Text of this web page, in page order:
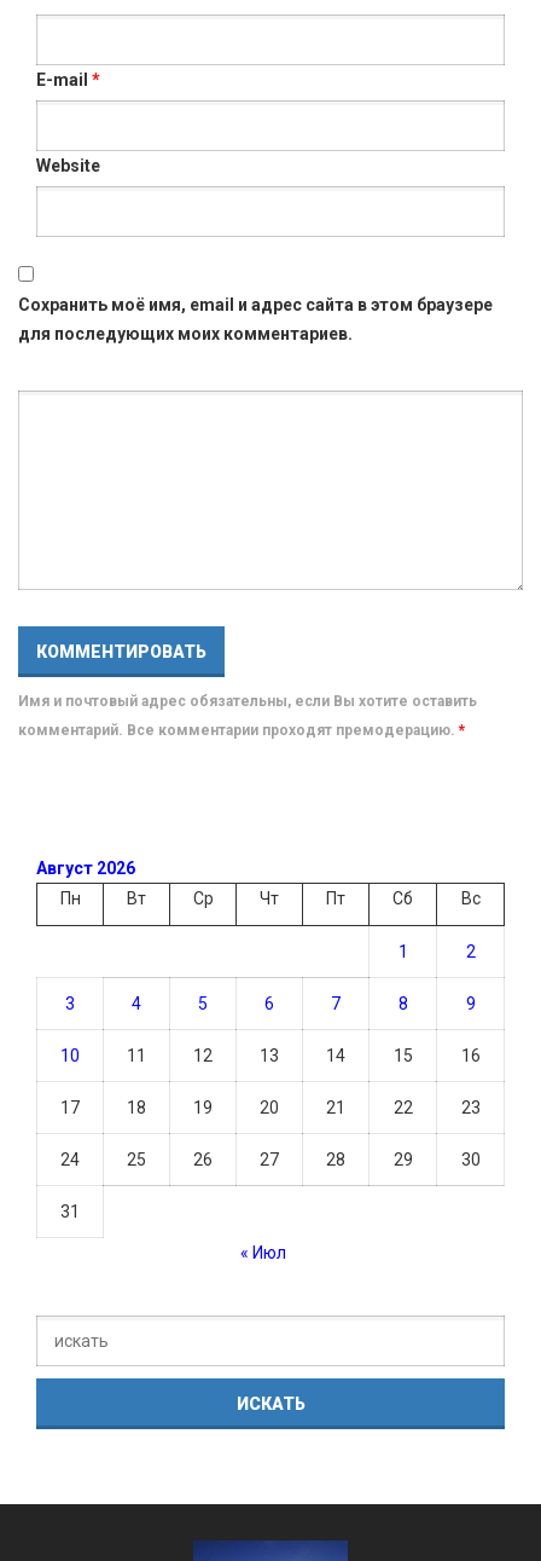
E-mail *
Website
Сохранить моё имя, email и адрес сайта в этом браузере
для последующих моих комментариев.
Имя и почтовый адрес обязательны, если Вы хотите оставить
комментарий. Все комментарии проходят премодерацию. *
Август 2026
Пн
Вт Ср Чт Пт Сб Вс
1 2
3 4 5 6 7 8 9
10 11 12 13 14 15 16
17 18 19 20 21 22 23
24 25 26 27 28 29 30
31
« Июл